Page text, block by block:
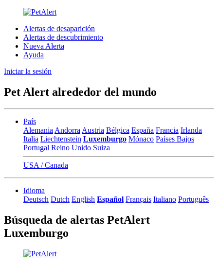
Alertas de desaparición
Alertas de descubrimiento
Nueva Alerta
Ayuda
Iniciar la sesión
Pet Alert alrededor del mundo
País
Alemania Andorra Austria Bélgica España Francia Irlanda
Italia Liechtenstein Luxemburgo Mónaco Países Bajos
Portugal Reino Unido Suiza
USA / Canada
Idioma
Deutsch Dutch English Español Français Italiano Português
Búsqueda de alertas PetAlert
Luxemburgo